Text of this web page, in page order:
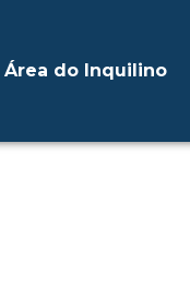
Área do Inquilino